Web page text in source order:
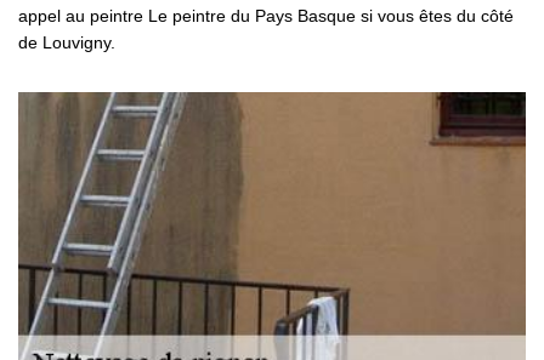
appel au peintre Le peintre du Pays Basque si vous êtes du côté
de Louvigny.